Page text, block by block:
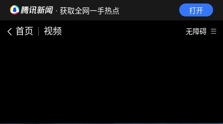
· 获取全网一手热点 打开
首页 视频 无障碍